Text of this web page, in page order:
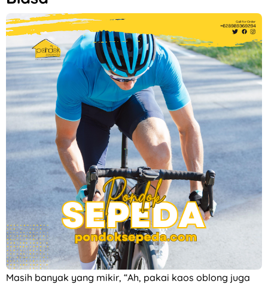
Masih banyak yang mikir, “Ah, pakai kaos oblong juga